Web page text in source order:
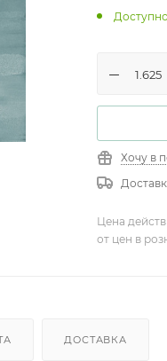
Хочу в
Цена
от цен в
ДОСТАВКА